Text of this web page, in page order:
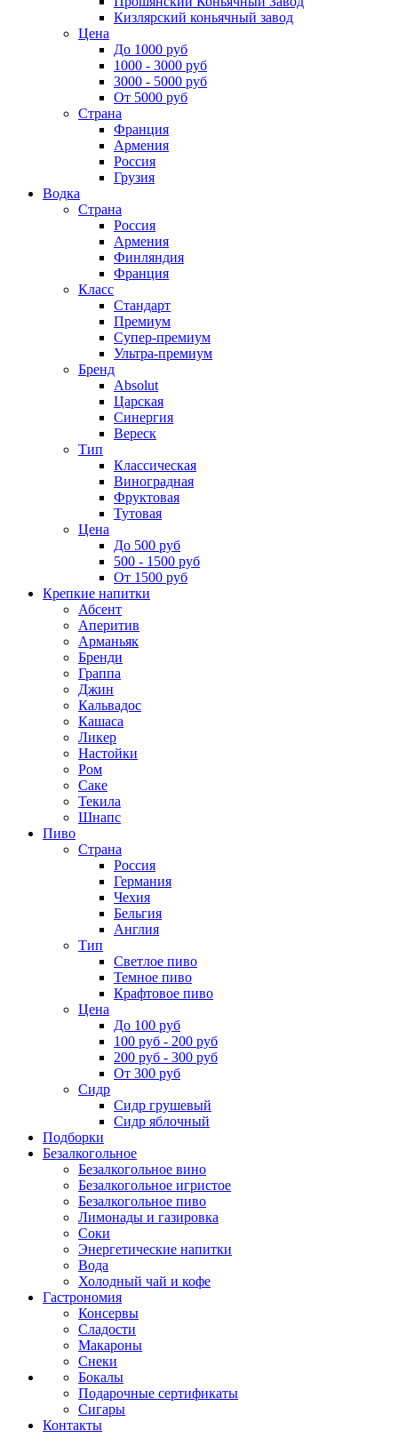
Кизлярский коньячный завод
Цена
До 1000 руб
1000 - 3000 руб
3000 - 5000 руб
От 5000 руб
Страна
Франция
Армения
Россия
Грузия
Водка
Страна
Россия
Армения
Финляндия
Франция
Класс
Стандарт
Премиум
Супер-премиум
Ультра-премиум
Бренд
Absolut
Царская
Синергия
Вереск
Тип
Классическая
Виноградная
Фруктовая
Тутовая
Цена
До 500 руб
500 - 1500 руб
От 1500 руб
Крепкие напитки
Абсент
Аперитив
Арманьяк
Бренди
Граппа
Джин
Кальвадос
Кашаса
Ликер
Настойки
Ром
Саке
Текила
Шнапс
Пиво
Страна
Россия
Германия
Чехия
Бельгия
Англия
Тип
Светлое пиво
Темное пиво
Крафтовое пиво
Цена
До 100 руб
100 руб - 200 руб
200 руб - 300 руб
От 300 руб
Сидр
Сидр грушевый
Сидр яблочный
Подборки
Безалкогольное
Безалкогольное вино
Безалкогольное игристое
Безалкогольное пиво
Лимонады и газировка
Соки
Энергетические напитки
Вода
Холодный чай и кофе
Гастрономия
Консервы
Сладости
Макароны
Снеки
Бокалы
Подарочные сертификаты
Сигары
Контакты